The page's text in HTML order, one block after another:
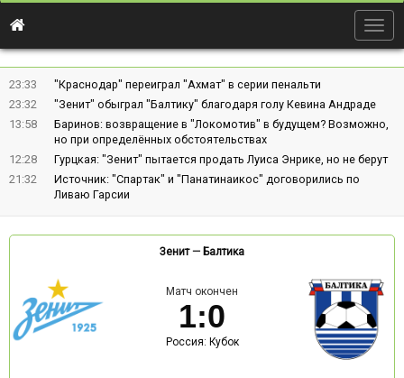
23:33
"Краснодар" переиграл "Ахмат" в серии пенальти
23:32
"Зенит" обыграл "Балтику" благодаря голу Кевина Андраде
13:58
Баринов: возвращение в "Локомотив" в будущем? Возможно,
но при определённых обстоятельствах
12:28
Гурцкая: "Зенит" пытается продать Луиса Энрике, но не берут
21:32
Источник: "Спартак" и "Панатинаикос" договорились по
Ливаю Гарсии
Зенит— Балтика
Матч окончен
1:0
Россия: Кубок